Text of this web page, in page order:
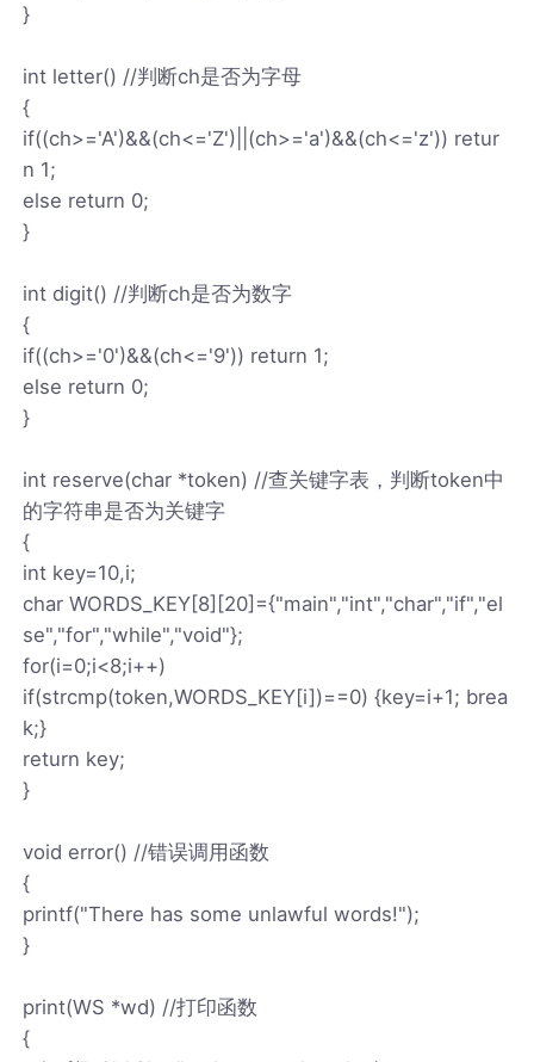
}
int letter() //判断ch是否为字母
{
if((ch>='A')&&(ch<='Z')||(ch>='a')&&(ch<='z')) retur
n 1;
else return 0;
}
int digit() //判断ch是否为数字
{
if((ch>='0')&&(ch<='9')) return 1;
else return 0;
}
int reserve(char *token) //查关键字表，判断token中
的字符串是否为关键字
{
int key=10,i;
char WORDS_KEY[8][20]={"main","int","char","if","el
se","for","while","void"};
for(i=0;i<8;i++)
if(strcmp(token,WORDS_KEY[i])==0) {key=i+1; brea
k;}
return key;
}
void error() //错误调用函数
{
printf("There has some unlawful words!");
}
print(WS *wd) //打印函数
{